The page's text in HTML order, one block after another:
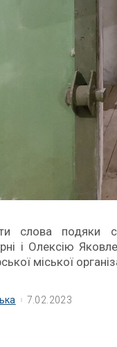
слова подяки
і Олексію
міської
7.02.2023